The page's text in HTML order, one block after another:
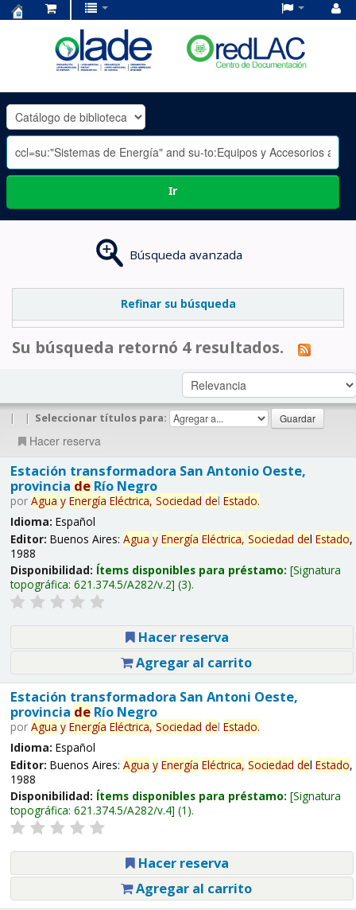
OLADE
-
Ir
Búsqueda avanzada
Refinar su búsqueda
Su búsqueda retornó 4 resultados.
| | Seleccionar títulos para:
Hacer reserva
Estación transformadora San Antonio Oeste,
provincia deRío Negro
por Agua y Energía Eléctrica, Sociedad del Estado.
Idioma: Español
Editor: Buenos Aires: Agua y Energía Eléctrica, Sociedad del Estado,
1988
Disponibilidad: Ítems disponibles para préstamo: Signatura
topográfica: 621.374.5/A282/v.2 (3).
Hacer reserva
Agregar al carrito
Estación transformadora San Antoni Oeste,
provincia deRío Negro
por Agua y Energía Eléctrica, Sociedad del Estado.
Idioma: Español
Editor: Buenos Aires: Agua y Energía Eléctrica, Sociedad del Estado,
1988
Disponibilidad: Ítems disponibles para préstamo: Signatura
topográfica: 621.374.5/A282/v.4 (1).
Hacer reserva
Agregar al carrito